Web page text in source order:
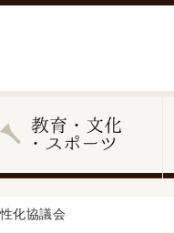
化協議会